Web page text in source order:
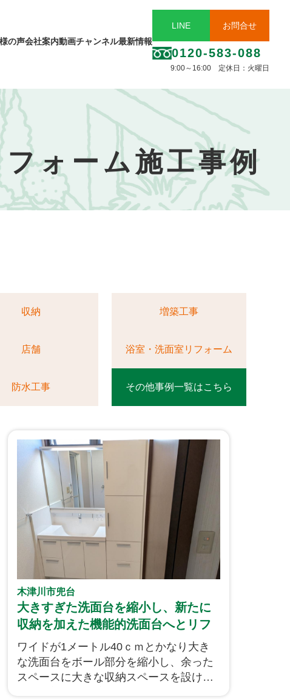
の声会社案内動画チャンネル最新情報
LINE お問合せ
0120-583-088
9:00～16:00 定休日：火曜日
ォーム施工事例
収納 増築工事
店舗 浴室・洗面室リフォーム
防水工事 その他事例一覧はこちら
木津川市兜台
大きすぎた洗面台を縮小し、新たに
収納を加えた機能的洗面台へとリフ
ォームです！
ワイドが1メートル40ｃｍとかなり大き
な洗面台をボール部分を縮小し、余った
スペースに大きな収納スペースを設け、